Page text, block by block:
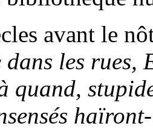
avant le
dans les rues,
quand,